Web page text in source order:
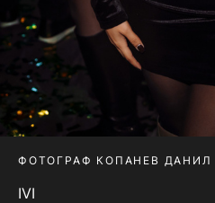
ФОТОГРАФ КОПАНЕВ ДАНИЛ
IVI